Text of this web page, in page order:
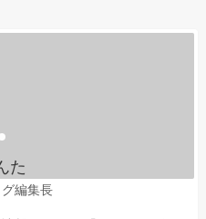
た
編集長